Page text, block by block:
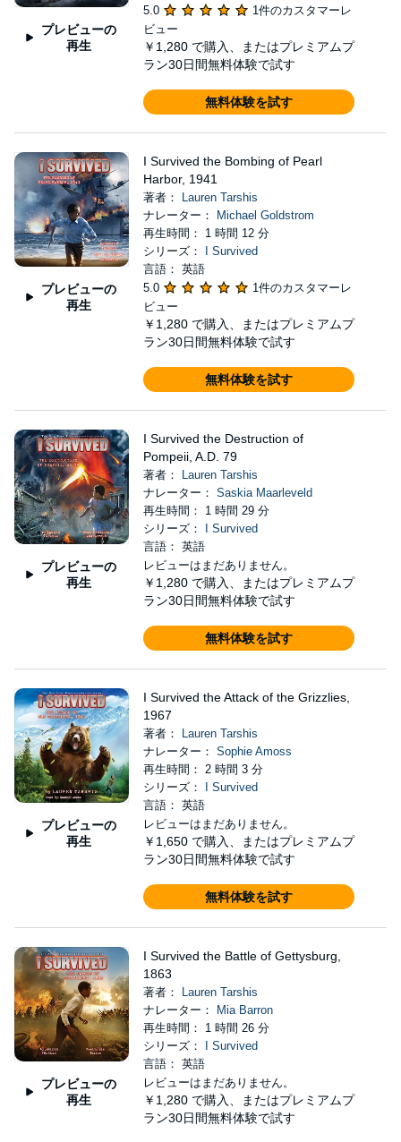
プレビューの
再生
5.0
1件のカスタマーレ
ビュー
￥1,280 で購入、またはプレミアムプ
ラン30日間無料体験で試す
無料体験を試す
プレビューの
再生
I Survived the Bombing of Pearl
Harbor, 1941
著者：
Lauren Tarshis
ナレーター：
Michael Goldstrom
再生時間： 1 時間 12 分
シリーズ：
I Survived
言語： 英語
5.0
1件のカスタマーレ
ビュー
￥1,280 で購入、またはプレミアムプ
ラン30日間無料体験で試す
無料体験を試す
プレビューの
再生
I Survived the Destruction of
Pompeii, A.D. 79
著者：
Lauren Tarshis
ナレーター： Saskia Maarleveld
再生時間： 1 時間 29 分
シリーズ：
I Survived
言語： 英語
レビューはまだありません。
￥1,280 で購入、またはプレミアムプ
ラン30日間無料体験で試す
無料体験を試す
プレビューの
再生
I Survived the Attack of the Grizzlies,
1967
著者：
Lauren Tarshis
ナレーター： Sophie Amoss
再生時間： 2 時間 3 分
シリーズ：
I Survived
言語： 英語
レビューはまだありません。
￥1,650 で購入、またはプレミアムプ
ラン30日間無料体験で試す
無料体験を試す
プレビューの
再生
I Survived the Battle of Gettysburg,
1863
著者：
Lauren Tarshis
ナレーター：
Mia Barron
再生時間： 1 時間 26 分
シリーズ：
I Survived
言語： 英語
レビューはまだありません。
￥1,280 で購入、またはプレミアムプ
ラン30日間無料体験で試す